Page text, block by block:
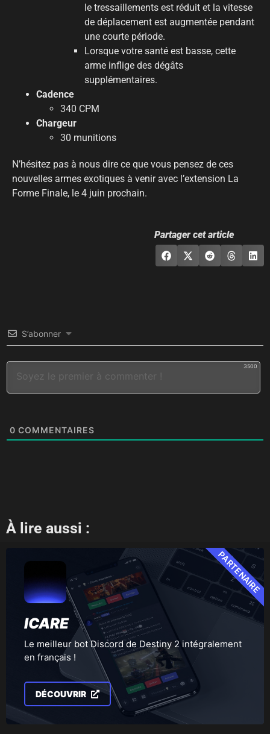
le tressaillements est réduit et la vitesse
de déplacement est augmentée pendant
une courte période.
Lorsque votre santé est basse, cette
arme inflige des dégâts
supplémentaires.
Cadence
340 CPM
Chargeur
30 munitions
N’hésitez pas à nous dire ce que vous pensez de ces
nouvelles armes exotiques à venir avec l’extension La
Forme Finale, le 4 juin prochain.
Partager cet article
S’abonner
3500
0 COMMENTAIRES
À lire aussi :
ICARE
Le meilleur bot Discord de Destiny 2 intégralement
en français !
DÉCOUVRIR
PARTENAIRE